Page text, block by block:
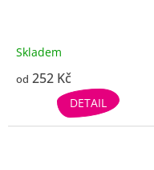
Skladem
od 252 Kč
DETAIL